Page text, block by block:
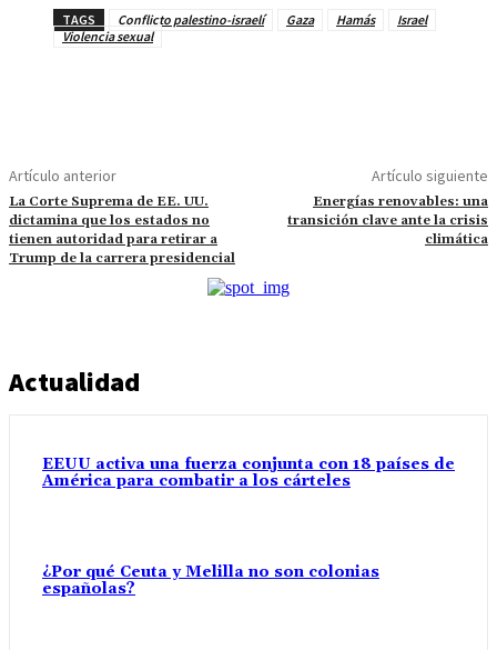
TAGS Conflicto palestino-israelí Gaza Hamás
Israel
Violencia sexual
Artículo anterior
La Corte Suprema de EE. UU.
dictamina que los estados no
tienen autoridad para retirar a
Trump de la carrera presidencial
Artículo siguiente
Energías renovables: una
transición clave ante la crisis
climática
Actualidad
EEUU activa una fuerza conjunta con 18 países de
América para combatir a los cárteles
¿Por qué Ceuta y Melilla no son colonias
españolas?